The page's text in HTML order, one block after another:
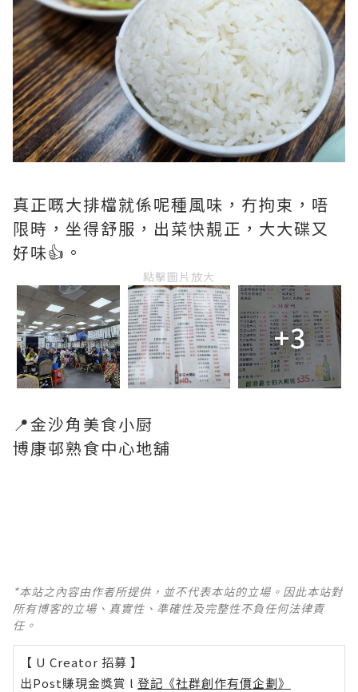
真正嘅大排檔就係呢種風味，冇拘束，唔
限時，坐得舒服，出菜快靚正，大大碟又
好味👍。
點擊圖片放大
+3
📍金沙角美食小厨
博康邨熟食中心地舖
*本站之內容由作者所提供，並不代表本站的立場。因此本站對
所有博客的立場、真實性、準確性及完整性不負任何法律責
任。
【 U Creator 招募 】
出Post賺現金獎賞 l 登記《社群創作有價企劃》